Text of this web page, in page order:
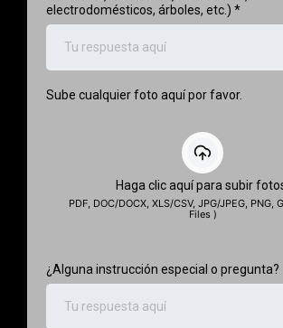
electrodomésticos, árboles, etc.) *
Sube cualquier foto aquí por favor.
Haga clic aquí para subir
PDF, DOC/DOCX, XLS/CSV, JPG/JPEG, PNG,
Files )
¿Alguna instrucción especial o pregunta?